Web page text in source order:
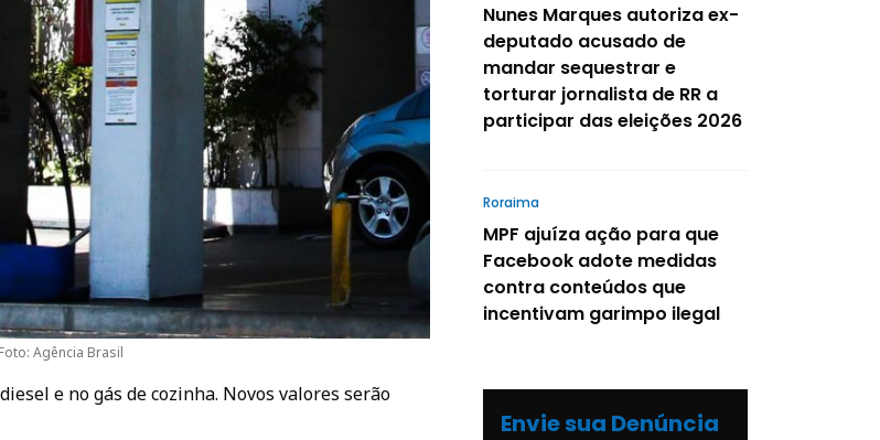
Agência Brasil
e no gás de cozinha. Novos valores serão
Nunes Marques autoriza ex-
deputado acusado de
mandar sequestrar e
torturar jornalista de RR a
participar das eleições 2026
Roraima
MPF ajuíza ação para que
Facebook adote medidas
contra conteúdos que
incentivam garimpo ilegal
Envie sua Denúncia